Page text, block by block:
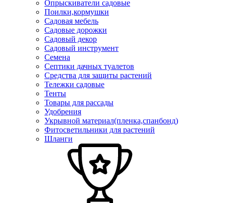
Опрыскиватели садовые
Поилки,кормушки
Садовая мебель
Садовые дорожки
Садовый декор
Садовый инструмент
Семена
Септики дачных туалетов
Средства для защиты растений
Тележки садовые
Тенты
Товары для рассады
Удобрения
Укрывной материал(пленка,спанбонд)
Фитосветильники для растений
Шланги